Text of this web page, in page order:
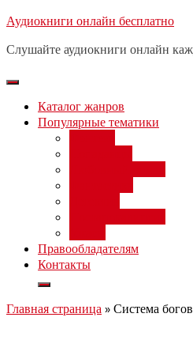
Перейти
содержимому
Аудиокниги онлайн бесплатно
Слушайте аудиокниги онлайн
Каталог жанров
Популярные тематики
Правообладателям
Контакты
Главная страница » Система